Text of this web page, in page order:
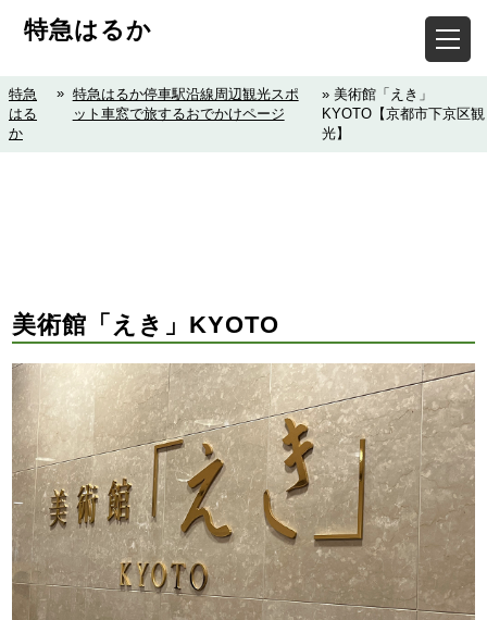
特急はるか
特急
はる
か
» 特急はるか停車駅沿線周辺観光スポ
ット車窓で旅するおでかけページ
» 美術館「えき」
KYOTO【京都市下京区観
光】
美術館「えき」KYOTO